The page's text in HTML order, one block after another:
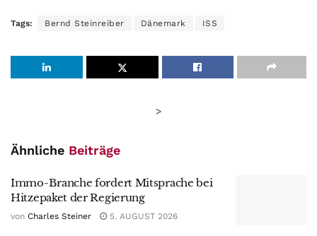
Tags: Bernd Steinreiber Dänemark ISS
>
Ähnliche Beiträge
Immo-Branche fordert Mitsprache bei
Hitzepaket der Regierung
von Charles Steiner 5. AUGUST 2026